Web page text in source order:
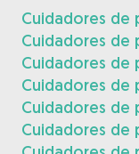
Cuidadores de
Cuidadores de
Cuidadores de
Cuidadores de
Cuidadores de
Cuidadores de